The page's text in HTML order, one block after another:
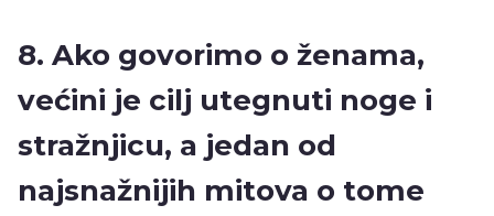
8. Ako govorimo o ženama,
većini je cilj utegnuti noge i
stražnjicu, a jedan od
najsnažnijih mitova o tome